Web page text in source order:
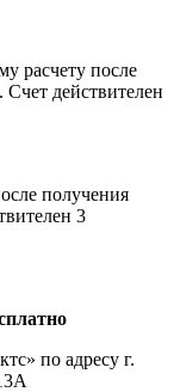
расчету после
действителен
получения
3
по адресу г.